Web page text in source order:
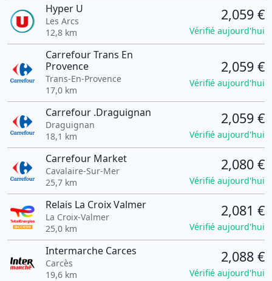
Hyper U
Les Arcs
12,8 km
2,059 €
Vérifié aujourd'hui
Carrefour Trans En
Provence
Trans-En-Provence
17,0 km
2,059 €
Vérifié aujourd'hui
Carrefour .Draguignan
Draguignan
18,1 km
2,059 €
Vérifié aujourd'hui
Carrefour Market
Cavalaire-Sur-Mer
25,7 km
2,080 €
Vérifié aujourd'hui
Relais La Croix Valmer
La Croix-Valmer
25,0 km
2,081 €
Vérifié aujourd'hui
Intermarche Carces
Carcès
19,6 km
2,088 €
Vérifié aujourd'hui